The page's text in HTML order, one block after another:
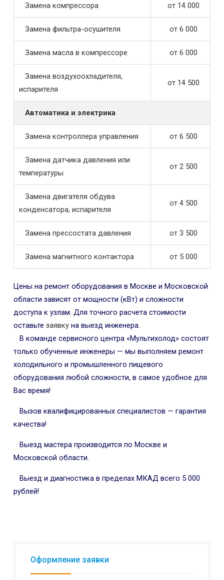
Замена компрессора от 14 000
Замена фильтра-осушителя от 6 000
Замена масла в компрессоре от 6 000
Замена воздухоохладителя,
испарителя
от 14 500
Автоматика и электрика
Замена контроллера управления от 6 500
Замена датчика давления или
температуры
от 2 500
Замена двигателя обдува
конденсатора, испарителя
от 4 500
Замена прессостата давления от 3 500
Замена магнитного контактора от 5 000
Цены на ремонт оборудования в Москве и Московской
области зависят от мощности (кВт) и сложности
доступа к узлам. Для точного расчета стоимости
оставьте заявкуна выезд инженера.
В команде сервисного центра «Мультихолод» состоят
только обученные инженеры — мы выполняем ремонт
холодильного и промышленного пищевого
оборудования любой сложности, в самое удобное для
Вас время!
Вызов квалифицированных специалистов — гарантия
качества!
Выезд мастера производится по Москве и
Московской области.
Выезд и диагностика в пределах МКАД всего 5 000
рублей!
Оформление заявки